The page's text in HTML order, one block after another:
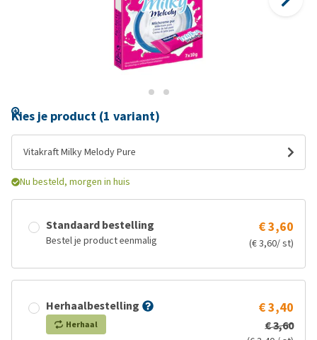
Kies je product (1 variant)
Vitakraft Milky Melody Pure
Nu besteld, morgen in huis
Standaard bestelling
Bestel je product eenmalig
€ 3,60
(€ 3,60/ st)
Herhaalbestelling
Herhaal
€ 3,40
€ 3,60